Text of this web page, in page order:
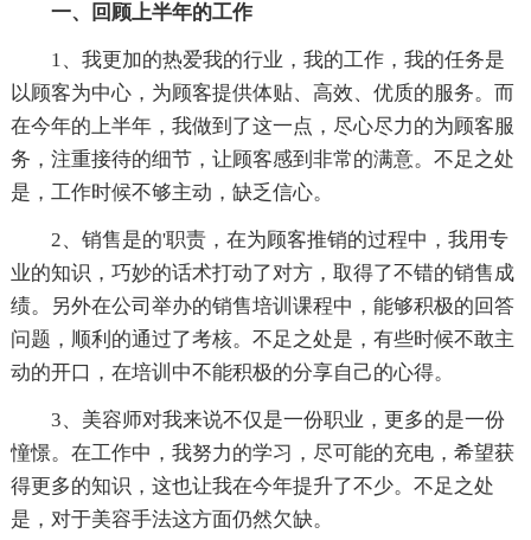
一、回顾上半年的工作
1、我更加的热爱我的行业，我的工作，我的任务是
以顾客为中心，为顾客提供体贴、高效、优质的服务。而
在今年的上半年，我做到了这一点，尽心尽力的为顾客服
务，注重接待的细节，让顾客感到非常的满意。不足之处
是，工作时候不够主动，缺乏信心。
2、销售是的'职责，在为顾客推销的过程中，我用专
业的知识，巧妙的话术打动了对方，取得了不错的销售成
绩。另外在公司举办的销售培训课程中，能够积极的回答
问题，顺利的通过了考核。不足之处是，有些时候不敢主
动的开口，在培训中不能积极的分享自己的心得。
3、美容师对我来说不仅是一份职业，更多的是一份
憧憬。在工作中，我努力的学习，尽可能的充电，希望获
得更多的知识，这也让我在今年提升了不少。不足之处
是，对于美容手法这方面仍然欠缺。